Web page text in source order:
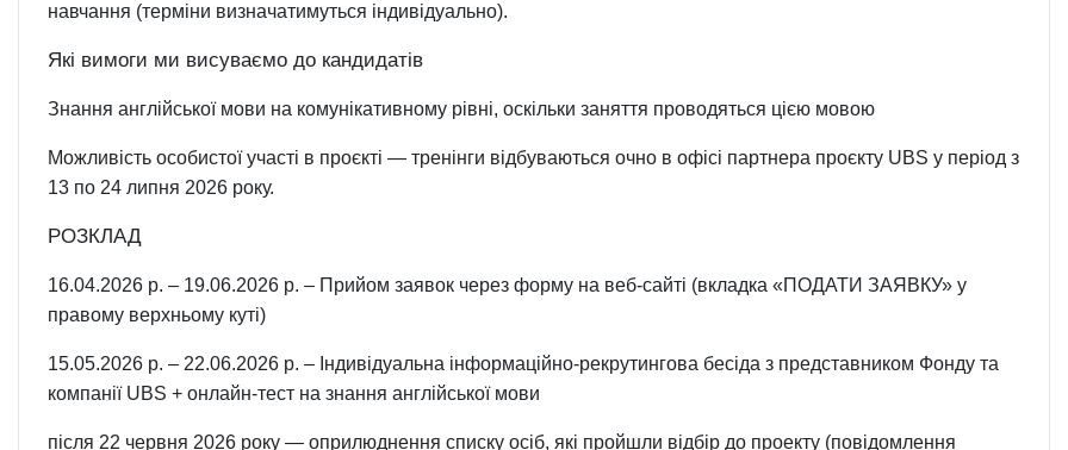
навчання (терміни визначатимуться індивідуально).
Які вимоги ми висуваємо до кандидатів
Знання англійської мови на комунікативному рівні, оскільки заняття проводяться цією мовою
Можливість особистої участі в проєкті — тренінги відбуваються очно в офісі партнера проєкту UBS у період з
13 по 24 липня 2026 року.
РОЗКЛАД
16.04.2026 р. – 19.06.2026 р. – Прийом заявок через форму на веб-сайті (вкладка «ПОДАТИ ЗАЯВКУ» у
правому верхньому куті)
15.05.2026 р. – 22.06.2026 р. – Індивідуальна інформаційно-рекрутингова бесіда з представником Фонду та
компанії UBS + онлайн-тест на знання англійської мови
після 22 червня 2026 року — оприлюднення списку осіб, які пройшли відбір до проекту (повідомлення